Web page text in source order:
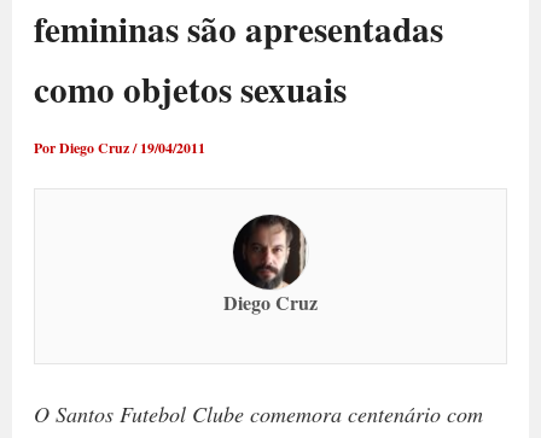
femininas são apresentadas
como objetos sexuais
PorDiego Cruz/19/04/2011
Diego Cruz
O Santos Futebol Clube comemora centenário com